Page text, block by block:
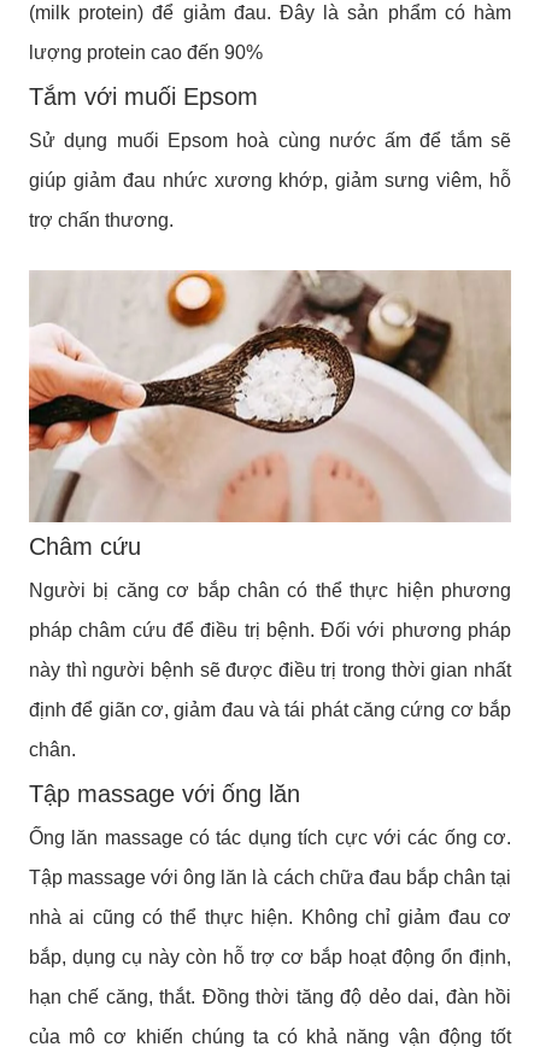
(milk protein) để giảm đau. Đây là sản phẩm có hàm
lượng protein cao đến 90%
Tắm với muối Epsom
Sử dụng muối Epsom hoà cùng nước ấm để tắm sẽ
giúp giảm đau nhức xương khớp, giảm sưng viêm, hỗ
trợ chấn thương.
Châm cứu
Người bị căng cơ bắp chân có thể thực hiện phương
pháp châm cứu để điều trị bệnh. Đối với phương pháp
này thì người bệnh sẽ được điều trị trong thời gian nhất
định để giãn cơ, giảm đau và tái phát căng cứng cơ bắp
chân.
Tập massage với ống lăn
Ống lăn massage có tác dụng tích cực với các ống cơ.
Tập massage với ông lăn là cách chữa đau bắp chân tại
nhà ai cũng có thể thực hiện. Không chỉ giảm đau cơ
bắp, dụng cụ này còn hỗ trợ cơ bắp hoạt động ổn định,
hạn chế căng, thắt. Đồng thời tăng độ dẻo dai, đàn hồi
của mô cơ khiến chúng ta có khả năng vận động tốt